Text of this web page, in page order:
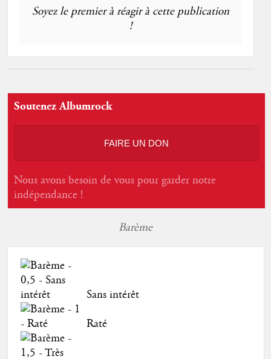
Soyez le premier à réagir à cette publication
!
Soutenez Albumrock
FAIRE UN DON
Nous avons besoin de vous pour garder notre
indépendance !
Barème
Sans intérêt
Raté